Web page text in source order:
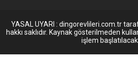
YASAL UYARI : dingorevlileri.com.tr
hakkı saklıdır. Kaynak gösterilmeden
işlem